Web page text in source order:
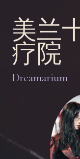
美兰
疗院
Dreamarium